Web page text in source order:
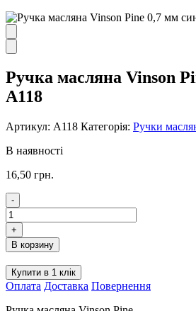
Ручка масляна Vinson
A118
Артикул: А118 Категорія: Ручки
В наявності
16,50 грн.
-
Ручка
масляна
Vinson
Pine
0,7
мм
синя
+
В корзину
Купити в 1 клік
Оплата Доставка Повернення